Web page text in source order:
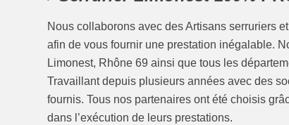
Nous collaborons avec des Artisans serruriers
afin de vous fournir une prestation inégalable.
Limonest, Rhône 69 ainsi que tous les
Travaillant depuis plusieurs années avec des
fournis. Tous nos partenaires ont été choisis
dans l’exécution de leurs prestations.